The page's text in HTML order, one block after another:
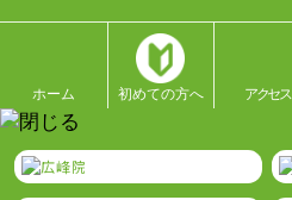
ホーム 初めての方へ アクセス